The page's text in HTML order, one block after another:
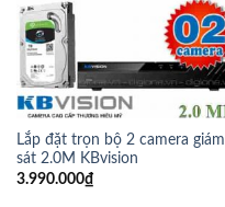
Lắp đặt trọn bộ 2 camera giám
sát 2.0M KBvision
3.990.000₫